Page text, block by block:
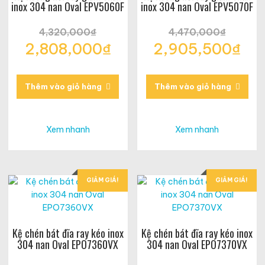
inox 304 nan Oval EPV5060F
4,320,000₫
Giá
gốc
2,808,000₫
hiện
tại
là:
Thêm vào giỏ hàng
Xem nhanh
inox 304 nan Oval EPV5070F
4,470,000₫
Giá
gốc
2,905,500₫
hiện
tại
là:
Thêm vào giỏ hàng
Xem nhanh
GIẢM GIÁ!
Kệ chén bát đĩa ray kéo inox
304 nan Oval EPO7360VX
GIẢM GIÁ!
Kệ chén bát đĩa ray kéo inox
304 nan Oval EPO7370VX